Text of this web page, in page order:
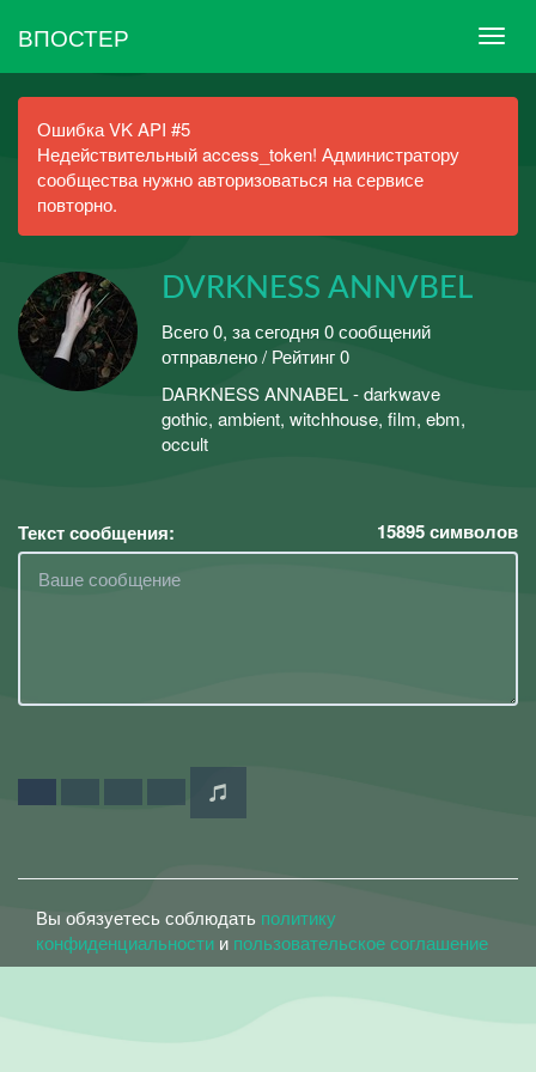
ВПОСТЕР
Ошибка VK API #5
Недействительный access_token! Администратору
сообщества нужно авторизоваться на сервисе
повторно.
DVRKNESS ANNVBEL
Всего 0, за сегодня 0 сообщений
отправлено / Рейтинг 0
DARKNESS ANNABEL - darkwave
gothic, ambient, witchhouse, film, ebm,
occult
Текст сообщения: 15895символов
Вы обязуетесь соблюдать политику
конфиденциальности и пользовательское соглашение